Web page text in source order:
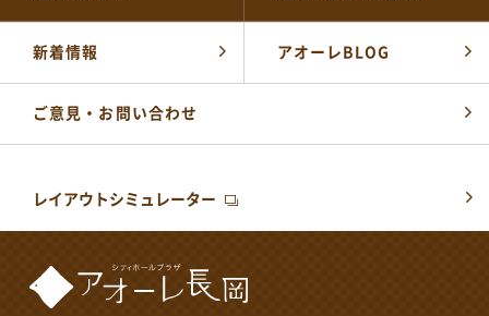
新着情報 アオーレBLOG
ご意見・お問い合わせ
レイアウトシミュレーター